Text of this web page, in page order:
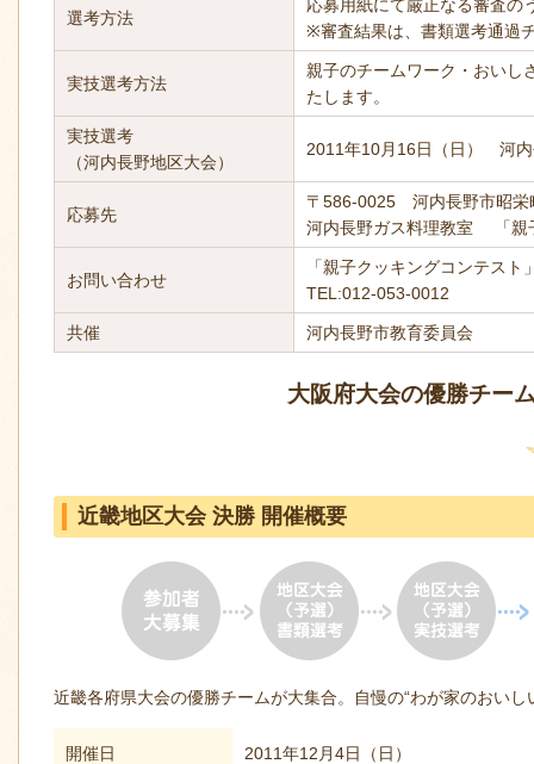
選考方法
応募用紙にて厳正なる審査の
※審査結果は、書類選考通過
実技選考方法
親子のチームワーク・おいし
たします。
実技選考
（河内長野地区大会）
2011年10月16日（日） 河
応募先
〒586-0025 河内長野市昭栄
河内長野ガス料理教室 「親
お問い合わせ
「親子クッキングコンテス
TEL:012-053-0012
共催 河内長野市教育委員会
大阪府大会の優勝チー
近畿地区大会 決勝 開催概要
近畿各府県大会の優勝チームが大集合。自慢の“わが家のおい
開催日 2011年12月4日（日）